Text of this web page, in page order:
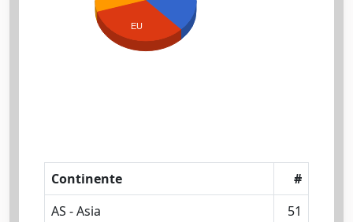
EU
Continente
#
AS - Asia
51